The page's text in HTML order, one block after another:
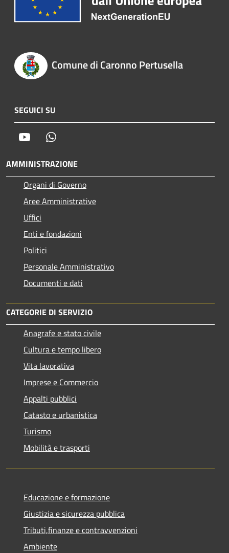
Comune di Caronno Pertusella
SEGUICI SU
Youtube
AMMINISTRAZIONE
Organi di Governo
Aree Amministrative
Uffici
Enti e fondazioni
Politici
Personale Amministrativo
Documenti e dati
CATEGORIE DI SERVIZIO
Anagrafe e stato civile
Cultura e tempo libero
Vita lavorativa
Imprese e Commercio
Appalti pubblici
Catasto e urbanistica
Turismo
Mobilità e trasporti
Educazione e formazione
Giustizia e sicurezza pubblica
Tributi,finanze e contravvenzioni
Ambiente